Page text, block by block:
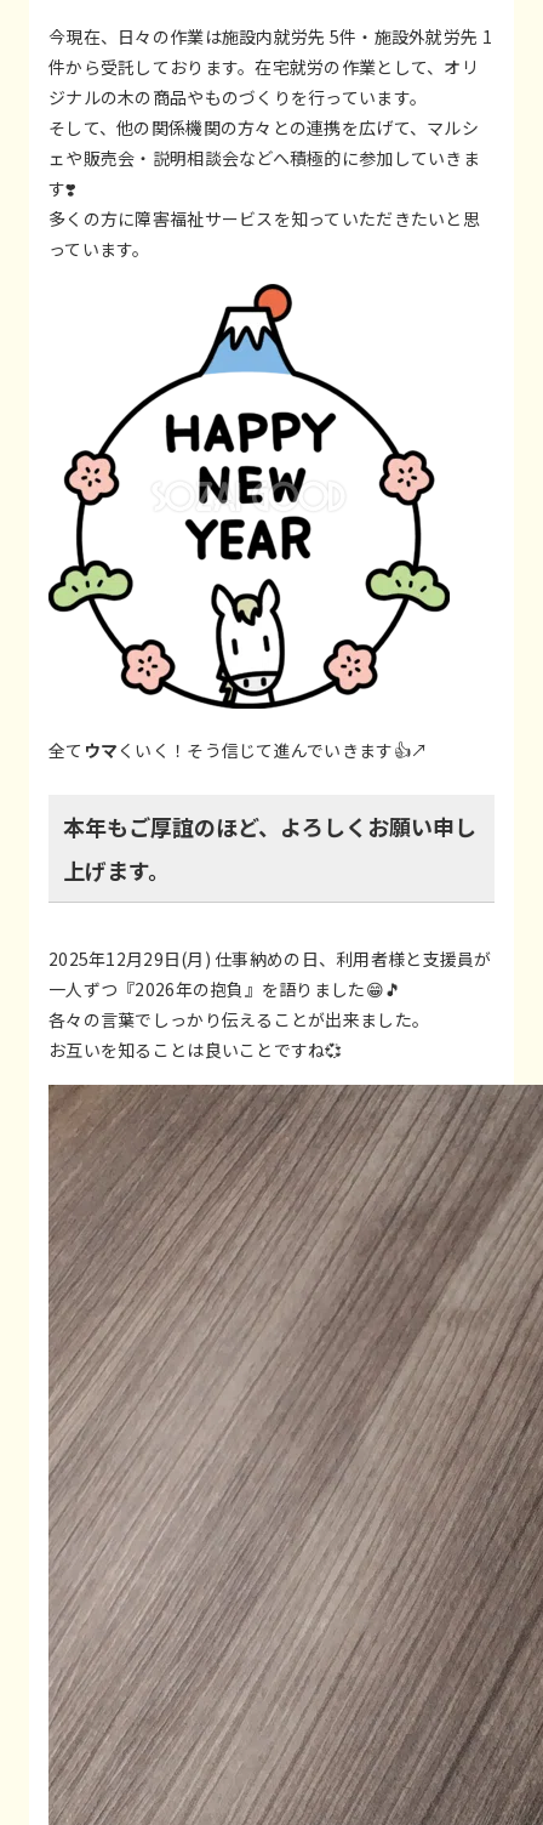
今現在、日々の作業は施設内就労先 5件・施設外就労先 1
件から受託しております。在宅就労の作業として、オリ
ジナルの木の商品やものづくりを行っています。
そして、他の関係機関の方々との連携を広げて、マルシ
ェや販売会・説明相談会などへ積極的に参加していきま
す❣️
多くの方に障害福祉サービスを知っていただきたいと思
っています。
全て ウマ くいく！そう信じて進んでいきます👍↗️
本年もご厚誼のほど、よろしくお願い申し
上げます。
2025年12月29日(月) 仕事納めの日、利用者様と支援員が
一人ずつ『2026年の抱負』を語りました😁🎵
各々の言葉でしっかり伝えることが出来ました。
お互いを知ることは良いことですね💞